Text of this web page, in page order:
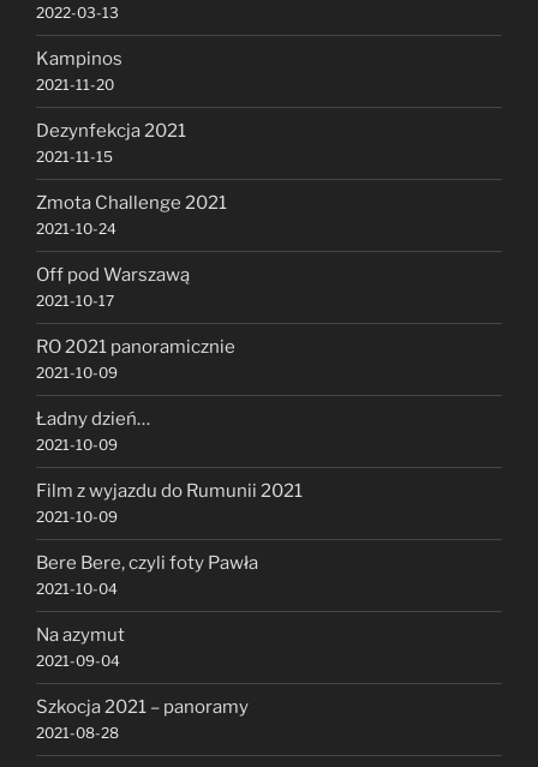
2022-03-13
Kampinos
2021-11-20
Dezynfekcja 2021
2021-11-15
Zmota Challenge 2021
2021-10-24
Off pod Warszawą
2021-10-17
RO 2021 panoramicznie
2021-10-09
Ładny dzień…
2021-10-09
Film z wyjazdu do Rumunii 2021
2021-10-09
Bere Bere, czyli foty Pawła
2021-10-04
Na azymut
2021-09-04
Szkocja 2021 – panoramy
2021-08-28